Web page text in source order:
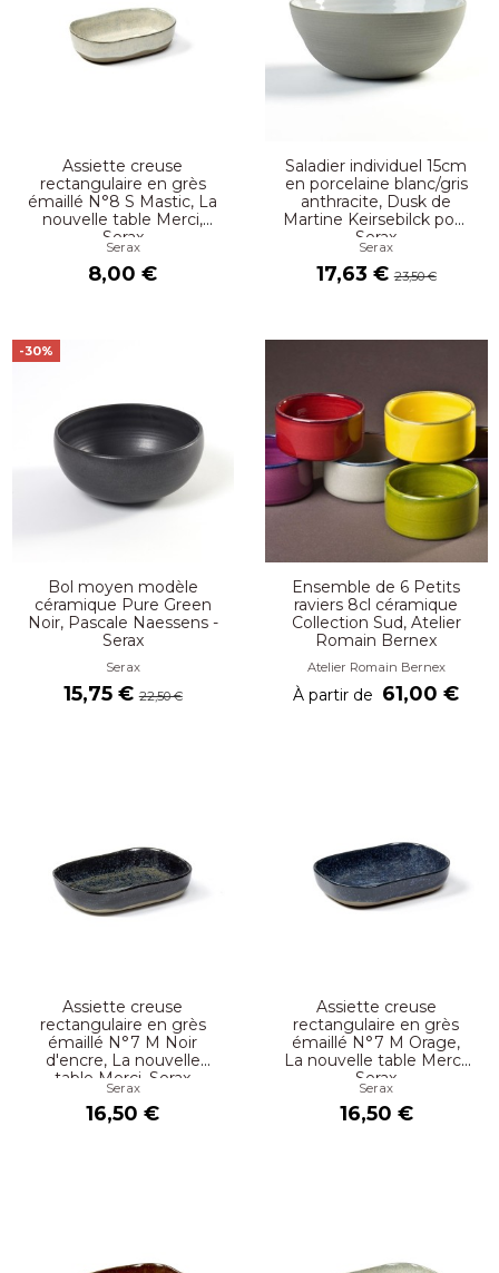
Assiette creuse
rectangulaire en grès
émaillé N°8 S Mastic, La
nouvelle table Merci,
Serax
Serax
8,00 €
Saladier individuel 15cm
en porcelaine blanc/gris
anthracite, Dusk de
Martine Keirsebilck pour
Serax
Serax
17,63 €23,50 €
-30%
Bol moyen modèle
céramique Pure Green
Noir, Pascale Naessens -
Serax
Serax
15,75 €22,50 €
Ensemble de 6 Petits
raviers 8cl céramique
Collection Sud, Atelier
Romain Bernex
Atelier Romain Bernex
À partir de 61,00 €
Assiette creuse
rectangulaire en grès
émaillé N°7 M Noir
d'encre, La nouvelle
table Merci, Serax
Serax
16,50 €
Assiette creuse
rectangulaire en grès
émaillé N°7 M Orage,
La nouvelle table Merci,
Serax
Serax
16,50 €